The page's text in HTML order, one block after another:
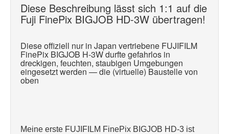
Diese Beschreibung lässt sich 1:1 auf die
Fuji FinePix BIGJOB HD-3W übertragen!
Diese offiziell nur in Japan vertriebene FUJIFILM
FinePix BIGJOB H-3W durfte gefahrlos in
dreckigen, feuchten, staubigen Umgebungen
eingesetzt werden — die (virtuelle) Baustelle von
oben
Meine erste FUJIFILM FinePix BIGJOB HD-3 ist